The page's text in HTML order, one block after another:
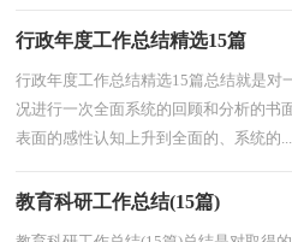
行政年度工作总结精选15篇
行政年度工作总结精选15篇总结就是对
况进行一次全面系统的回顾和分析的书
表面的感性认知上升到全面的、系统的...
教育科研工作总结(15篇)